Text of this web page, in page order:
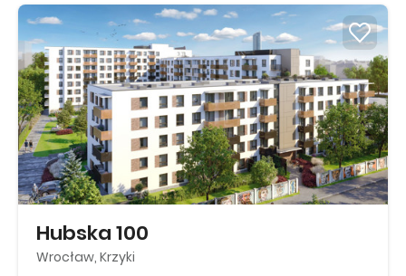
Hubska 100
Wrocław, Krzyki